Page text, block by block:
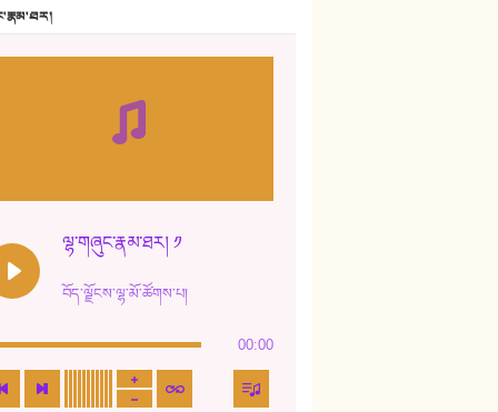
13. ཆུང་འདྲིས། - ཟླ་སྒྲོན།
ཤམ་པ་ལ་ཡི་སྲས་མོ།
ལྷ་གཞུང་རྣམ་ཐར། ༡
བོད་ལྗོངས་ལྷ་མོ་ཚོགས་པ།
00:00